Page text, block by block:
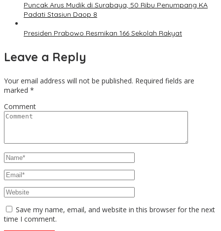
Puncak Arus Mudik di Surabaya, 50 Ribu Penumpang KA
Padati Stasiun Daop 8
Presiden Prabowo Resmikan 166 Sekolah Rakyat
Leave a Reply
Your email address will not be published. Required fields are
marked *
Comment
Save my name, email, and website in this browser for the next
time I comment.